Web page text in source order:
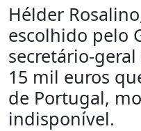
Hélder
escolhido pelo
secretário-
15 mil euros
de Portugal,
indisponível.